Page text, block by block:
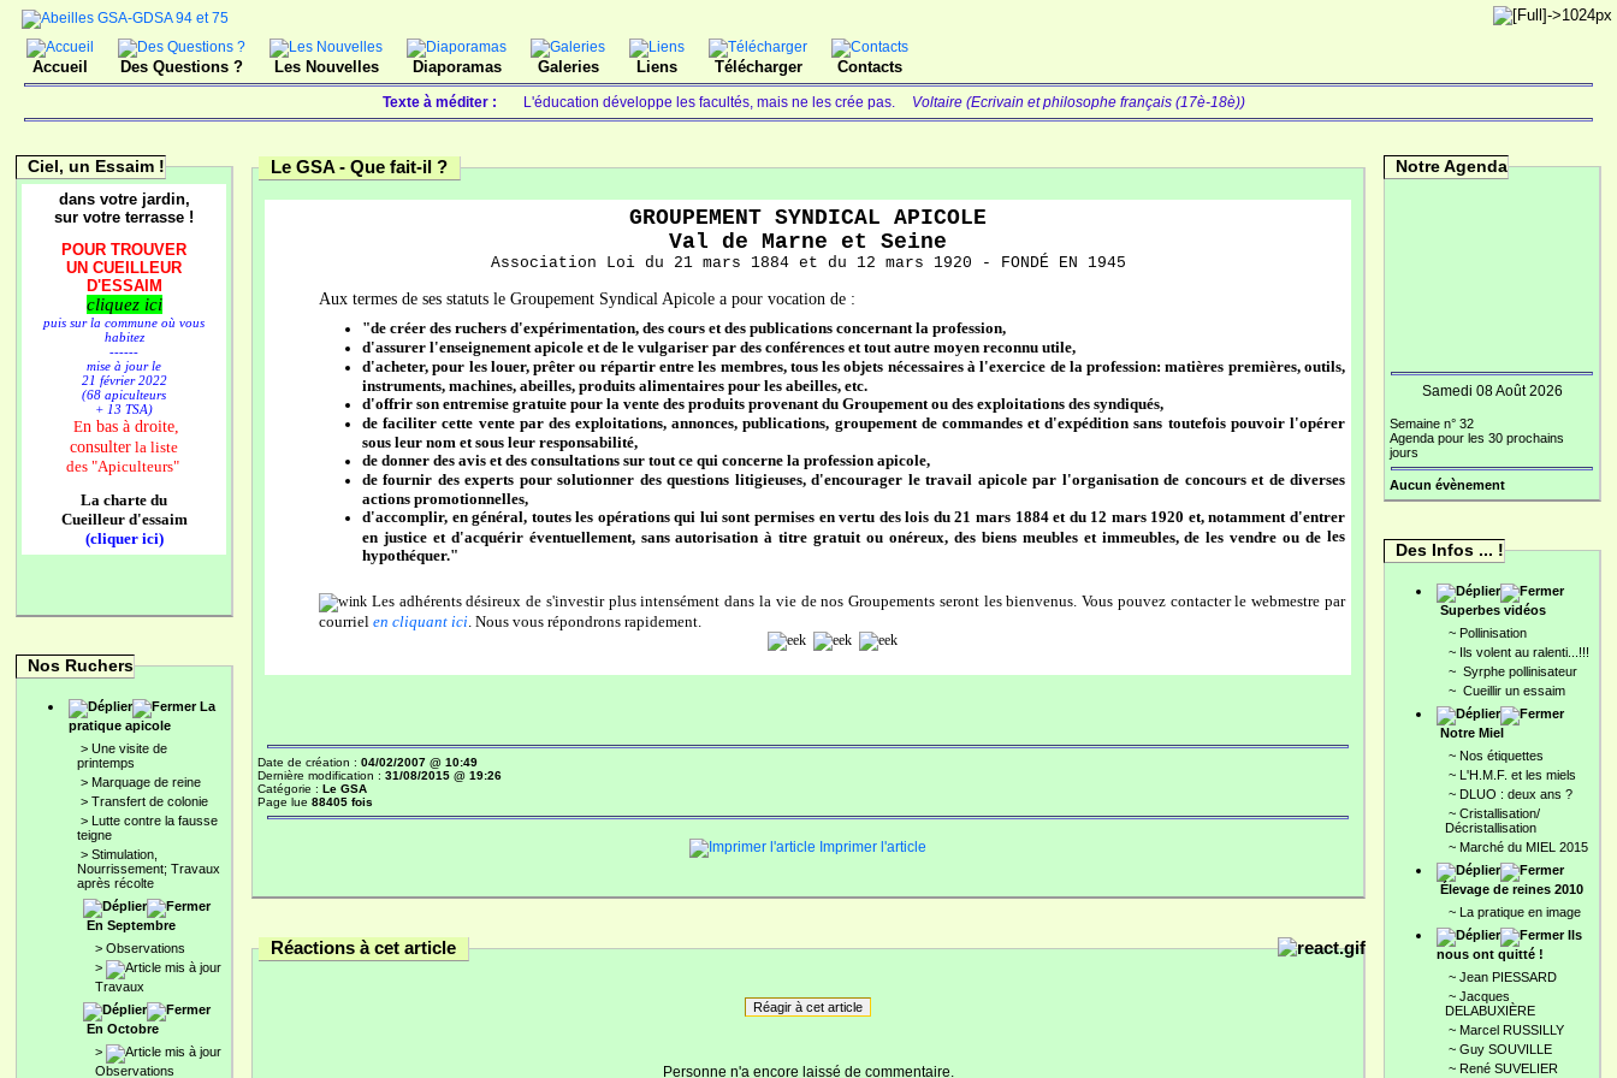
Accueil Des Questions ? Les Nouvelles Diaporamas Galeries Liens Télécharger Contacts
Texte à méditer : L'éducation développe les facultés, mais ne les crée pas. Voltaire (Ecrivain et philosophe français (17è-18è))
Ciel, un Essaim !
dans votre jardin,
sur votre terrasse !
POUR TROUVER
UN CUEILLEUR
D'ESSAIM
cliquez ici
puis sur la commune où vous
habitez
------
mise à jour le
21 février 2022
(68 apiculteurs
+ 13 TSA)
En bas à droite,
consulter la liste
des "Apiculteurs"
La charte du
Cueilleur d'essaim
(cliquer ici)
Nos Ruchers
La
pratique apicole
> Une visite de
printemps
> Marquage de reine
> Transfert de colonie
> Lutte contre la fausse
teigne
> Stimulation,
Nourrissement; Travaux
après récolte
En Septembre
> Observations
>
Travaux
En Octobre
>
Observations
Le GSA - Que fait-il ?
GROUPEMENT SYNDICAL APICOLE
Val de Marne et Seine
Association Loi du 21 mars 1884 et du 12 mars 1920 - FONDÉ EN 1945
Aux termes de ses statuts le Groupement Syndical Apicole a pour vocation de :
"de créer des ruchers d'expérimentation, des cours et des publications concernant la profession,
d'assurer l'enseignement apicole et de le vulgariser par des conférences et tout autre moyen reconnu utile,
d'acheter, pour les louer, prêter ou répartir entre les membres, tous les objets nécessaires à l'exercice de la profession: matières premières, outils,
instruments, machines, abeilles, produits alimentaires pour les abeilles, etc.
d'offrir son entremise gratuite pour la vente des produits provenant du Groupement ou des exploitations des syndiqués,
de faciliter cette vente par des exploitations, annonces, publications, groupement de commandes et d'expédition sans toutefois pouvoir l'opérer
sous leur nom et sous leur responsabilité,
de donner des avis et des consultations sur tout ce qui concerne la profession apicole,
de fournir des experts pour solutionner des questions litigieuses, d'encourager le travail apicole par l'organisation de concours et de diverses
actions promotionnelles,
d'accomplir, en général, toutes les opérations qui lui sont permises en vertu des lois du 21 mars 1884 et du 12 mars 1920 et, notamment d'entrer
en justice et d'acquérir éventuellement, sans autorisation à titre gratuit ou onéreux, des biens meubles et immeubles, de les vendre ou de les
hypothéquer."
Les adhérents désireux de s'investir plus intensément dans la vie de nos Groupements seront les bienvenus. Vous pouvez contacter le webmestre par
courriel en cliquant ici. Nous vous répondrons rapidement.
Date de création : 04/02/2007 @ 10:49
Dernière modification : 31/08/2015 @ 19:26
Catégorie : Le GSA
Page lue 88405 fois
Imprimer l'article
Réactions à cet article
Réagir à cet article
Personne n'a encore laissé de commentaire.
Notre Agenda
Samedi 08 Août 2026
Semaine n° 32
Agenda pour les 30 prochains
jours
Aucun évènement
Des Infos ... !
Superbes vidéos
~ Pollinisation
~ Ils volent au ralenti...!!!
~ Syrphe pollinisateur
~ Cueillir un essaim
Notre Miel
~ Nos étiquettes
~ L'H.M.F. et les miels
~ DLUO : deux ans ?
~ Cristallisation/
Décristallisation
~ Marché du MIEL 2015
Élevage de reines 2010
~ La pratique en image
Ils
nous ont quitté !
~ Jean PIESSARD
~ Jacques
DELABUXIÈRE
~ Marcel RUSSILLY
~ Guy SOUVILLE
~ René SUVELIER